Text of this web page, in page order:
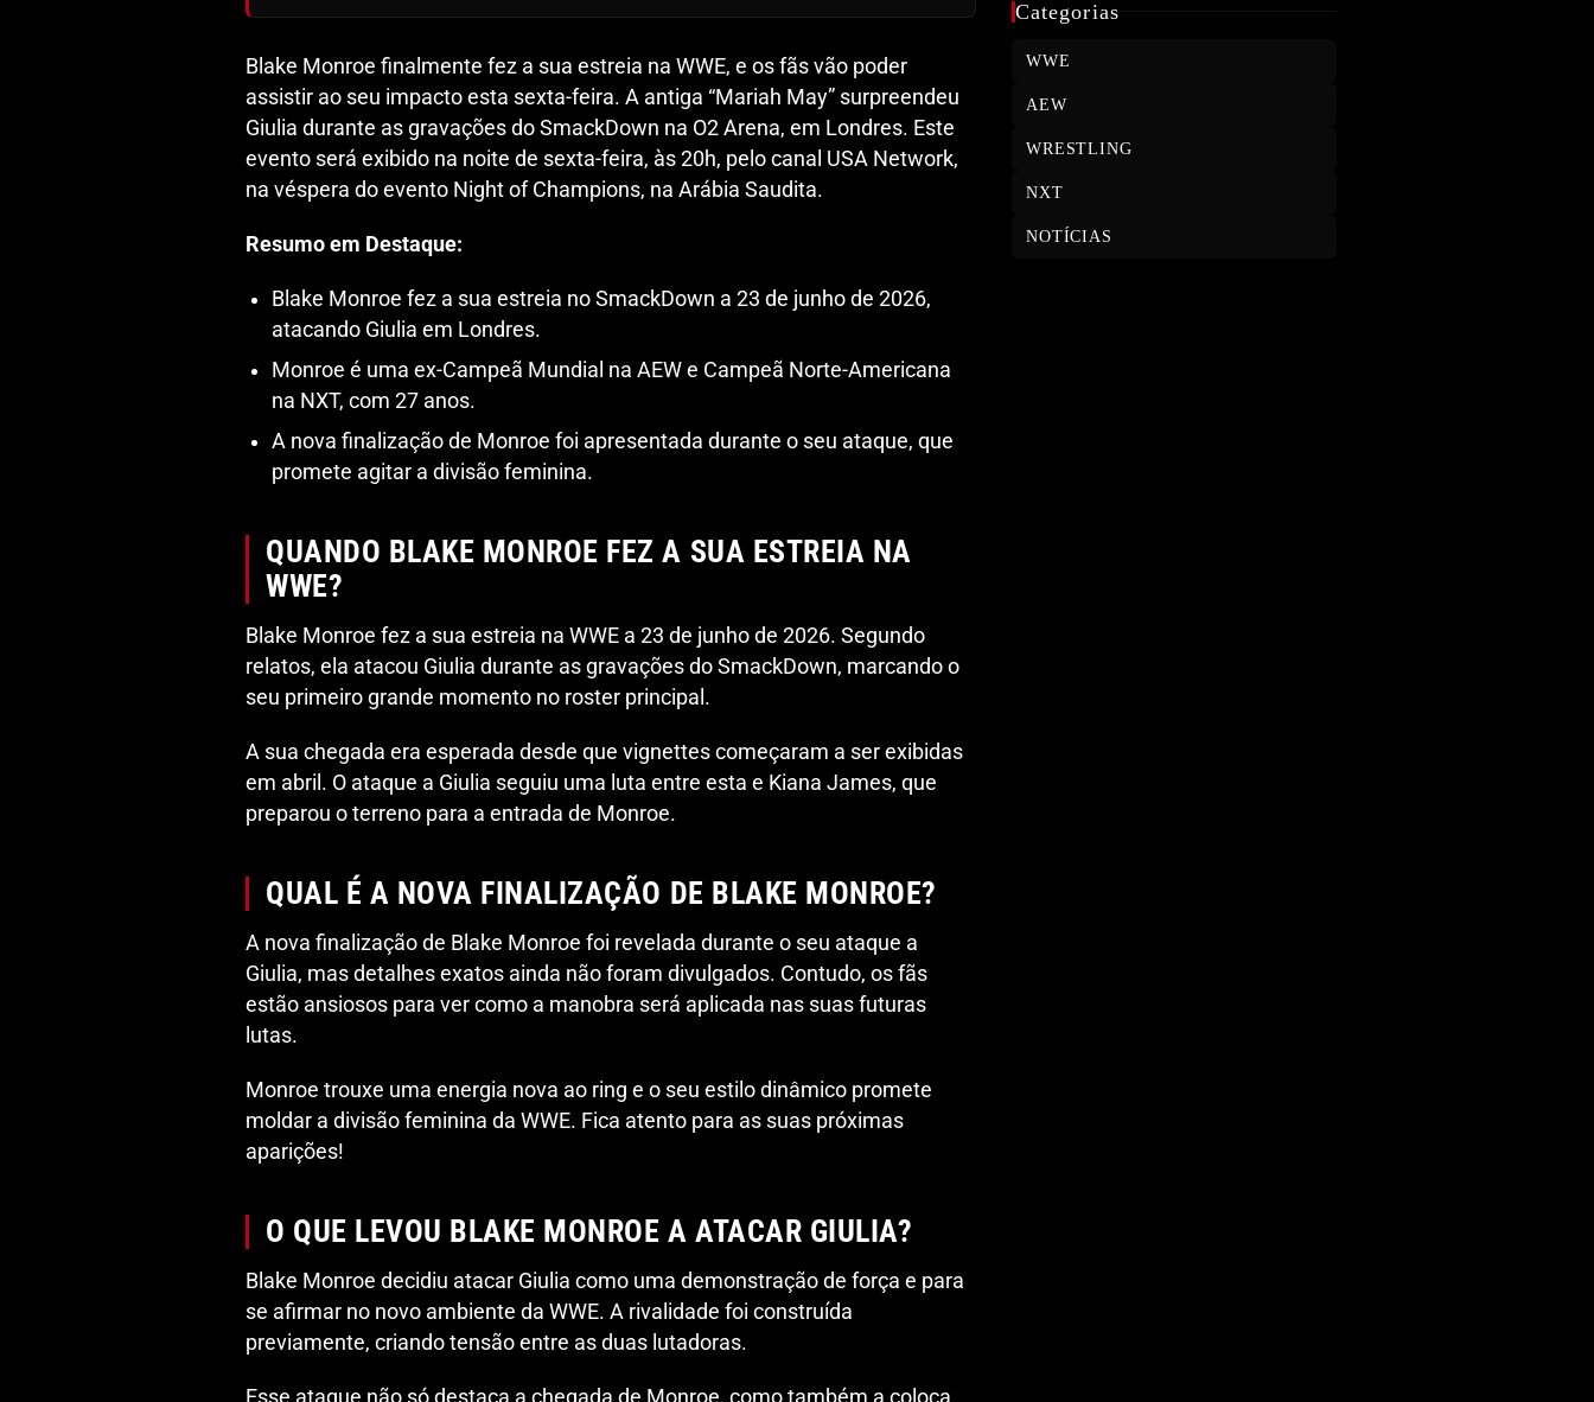
Blake Monroe finalmente fez a sua estreia na WWE, e os fãs vão poder
assistir ao seu impacto esta sexta-feira. A antiga “Mariah May” surpreendeu
Giulia durante as gravações do SmackDown na O2 Arena, em Londres. Este
evento será exibido na noite de sexta-feira, às 20h, pelo canal USA Network,
na véspera do evento Night of Champions, na Arábia Saudita.
Resumo em Destaque:
Blake Monroe fez a sua estreia no SmackDown a 23 de junho de 2026,
atacando Giulia em Londres.
Monroe é uma ex-Campeã Mundial na AEW e Campeã Norte-Americana
na NXT, com 27 anos.
A nova finalização de Monroe foi apresentada durante o seu ataque, que
promete agitar a divisão feminina.
QUANDO BLAKE MONROE FEZ A SUA ESTREIA NA
WWE?
Blake Monroe fez a sua estreia na WWE a 23 de junho de 2026. Segundo
relatos, ela atacou Giulia durante as gravações do SmackDown, marcando o
seu primeiro grande momento no roster principal.
A sua chegada era esperada desde que vignettes começaram a ser exibidas
em abril. O ataque a Giulia seguiu uma luta entre esta e Kiana James, que
preparou o terreno para a entrada de Monroe.
QUAL É A NOVA FINALIZAÇÃO DE BLAKE MONROE?
A nova finalização de Blake Monroe foi revelada durante o seu ataque a
Giulia, mas detalhes exatos ainda não foram divulgados. Contudo, os fãs
estão ansiosos para ver como a manobra será aplicada nas suas futuras
lutas.
Monroe trouxe uma energia nova ao ring e o seu estilo dinâmico promete
moldar a divisão feminina da WWE. Fica atento para as suas próximas
aparições!
O QUE LEVOU BLAKE MONROE A ATACAR GIULIA?
Blake Monroe decidiu atacar Giulia como uma demonstração de força e para
se afirmar no novo ambiente da WWE. A rivalidade foi construída
previamente, criando tensão entre as duas lutadoras.
Esse ataque não só destaca a chegada de Monroe, como também a coloca
Categorias
WWE
AEW
WRESTLING
NXT
NOTÍCIAS